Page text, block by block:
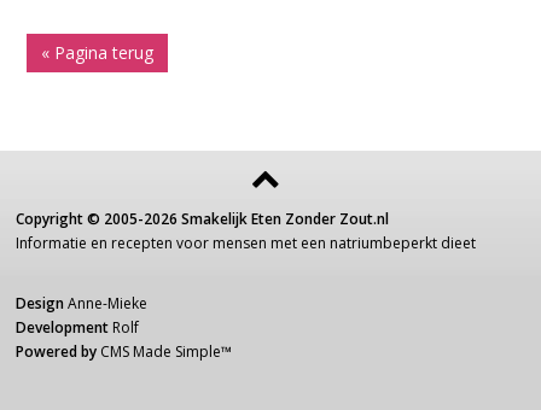
« Pagina terug
Copyright © 2005-2026 Smakelijk Eten Zonder Zout.nl
Informatie en recepten voor mensen met een natriumbeperkt dieet
Design Anne-Mieke
Development Rolf
Powered by CMS Made Simple™